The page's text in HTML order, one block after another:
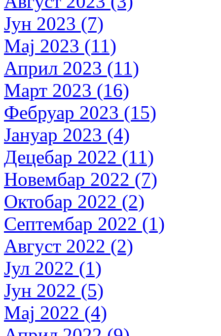
Јун 2023 (7)
Мај 2023 (11)
Април 2023 (11)
Март 2023 (16)
Фебруар 2023 (15)
Јануар 2023 (4)
Децебар 2022 (11)
Новембар 2022 (7)
Октобар 2022 (2)
Септембар 2022 (1)
Август 2022 (2)
Јул 2022 (1)
Јун 2022 (5)
Мај 2022 (4)